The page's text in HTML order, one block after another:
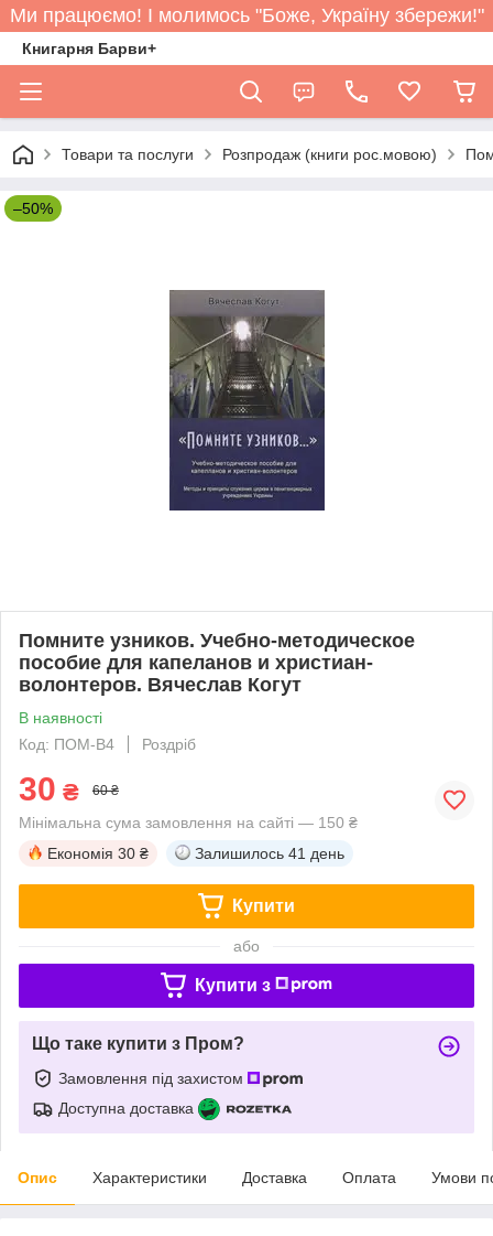
Ми працюємо! І молимось "Боже, Україну збережи!"
Книгарня Барви+
Товари та послуги Розпродаж (книги рос.мовою)
–50%
Помните узников. Учебно-методическое
пособие для капеланов и христиан-
волонтеров. Вячеслав Когут
В наявності
Код: ПОМ-В4
Роздріб
30 ₴ 60 ₴
Мінімальна сума замовлення на сайті — 150 ₴
Економія 30 ₴ Залишилось 41 день
Купити
або
Купити з
Що таке купити з Пром?
Замовлення під захистом
Доступна доставка
Опис Характеристики Доставка Оплата Умови